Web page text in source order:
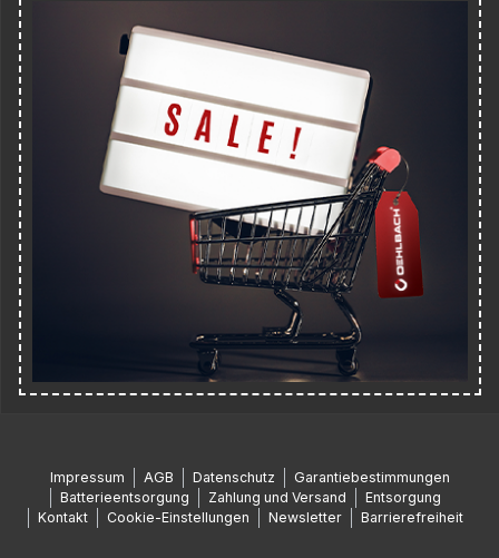
Impressum AGB Datenschutz
Garantiebestimmungen
Batterieentsorgung
Zahlung und Versand
Entsorgung
Kontakt
Cookie-Einstellungen Newsletter Barrierefreiheit